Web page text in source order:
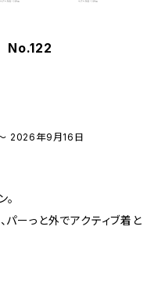
No.122
2026年9月16日
パーっと外でアクティブ着と